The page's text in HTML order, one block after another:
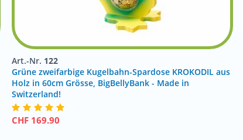
Art.-Nr. 122
Grüne zweifarbige Kugelbahn-Spardose KROKODIL aus
Holz in 60cm Grösse, BigBellyBank - Made in
Switzerland!
CHF 169.90